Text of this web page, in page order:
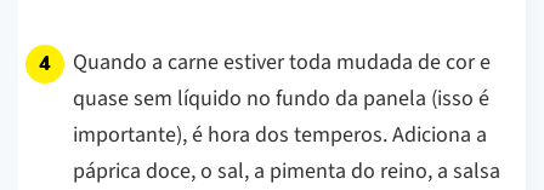
Quando a carne estiver toda mudada de cor e
quase sem líquido no fundo da panela (isso é
importante), é hora dos temperos. Adiciona a
páprica doce, o sal, a pimenta do reino, a salsa